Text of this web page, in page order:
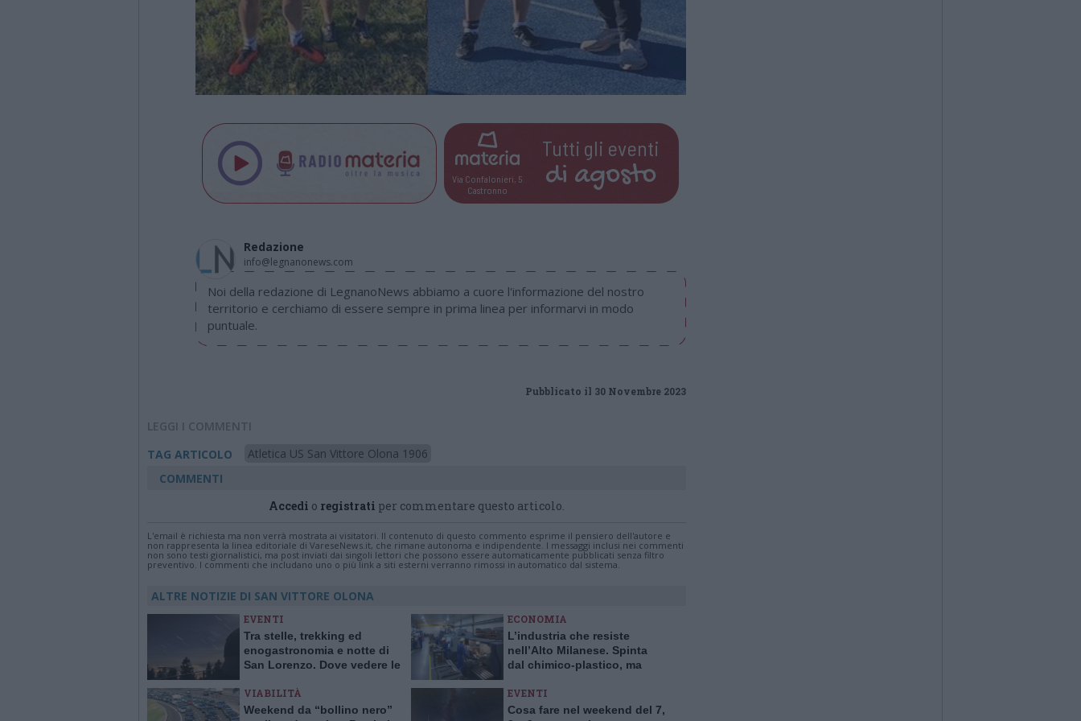
Via Confalonieri, 5
Castronno
Tutti gli eventi
di agosto
Redazione
info@legnanonews.com
Noi della redazione di LegnanoNews abbiamo a cuore l'informazione del nostro
territorio e cerchiamo di essere sempre in prima linea per informarvi in modo
puntuale.
Pubblicato il 30 Novembre 2023
LEGGI I COMMENTI
TAG ARTICOLO
Atletica US San Vittore Olona 1906
COMMENTI
Accedi o registrati per commentare questo articolo.
L'email è richiesta ma non verrà mostrata ai visitatori. Il contenuto di questo commento esprime il pensiero dell'autore e
non rappresenta la linea editoriale di VareseNews.it, che rimane autonoma e indipendente. I messaggi inclusi nei commenti
non sono testi giornalistici, ma post inviati dai singoli lettori che possono essere automaticamente pubblicati senza filtro
preventivo. I commenti che includano uno o più link a siti esterni verranno rimossi in automatico dal sistema.
ALTRE NOTIZIE DI SAN VITTORE OLONA
EVENTI
Tra stelle, trekking ed
enogastronomia e notte di
San Lorenzo. Dove vedere le
ECONOMIA
L’industria che resiste
nell’Alto Milanese. Spinta
dal chimico-plastico, ma
VIABILITÀ
Weekend da “bollino nero”
EVENTI
Cosa fare nel weekend del 7,